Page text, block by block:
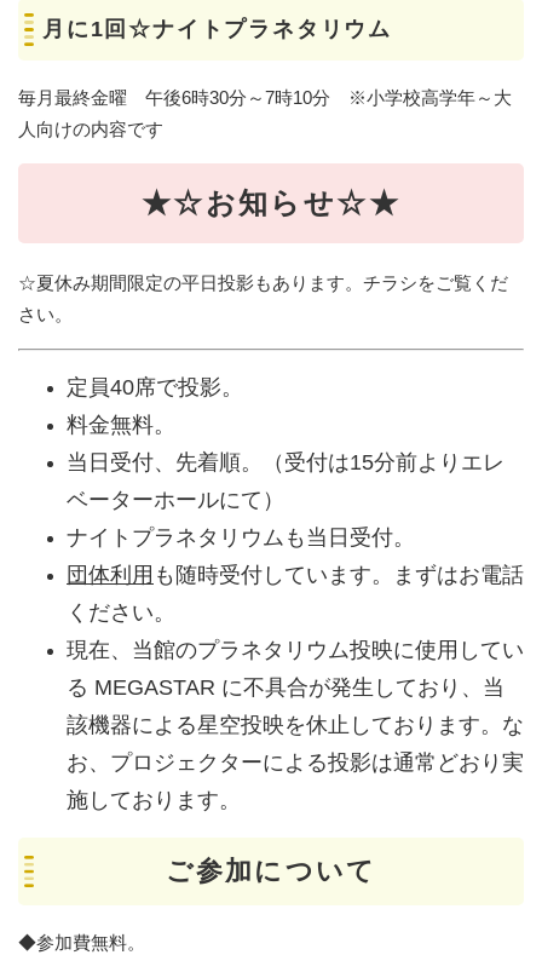
月に1回☆ナイトプラネタリウム
毎月最終金曜 午後6時30分～7時10分 ※小学校高学年～大
人向けの内容です
★☆お知らせ☆★
☆夏休み期間限定の平日投影もあります。チラシをご覧くだ
さい。​
定員40席で投影。
​料金無料。
当日受付、先着順。（受付は15分前よりエレ
ベーターホールにて）​
ナイトプラネタリウムも当日受付。
団体利用 も随時受付しています。まずはお電話
ください。
現在、当館のプラネタリウム投映に使用してい
る MEGASTAR に不具合が発生しており、当
該機器による星空投映を休止しております。な
お、プロジェクターによる投影は通常どおり実
施しております。​
ご参加について
◆参加費無料。